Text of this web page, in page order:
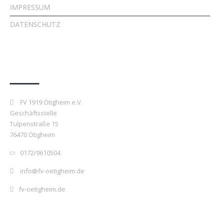
IMPRESSUM
DATENSCHUTZ
FV 1919 Ötigheim e.V.
Geschäftsstelle
Tulpenstraße 15
76470 Ötigheim
0172/9610504
info@fv-oetigheim.de
fv-oetigheim.de